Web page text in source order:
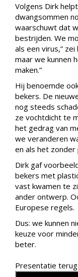
Volgens Dirk
dwangsommen
waarschuwt dat
bestrijden. We
als een virus,”
maar we kunnen
maken.”
Hij benoemde
bekers. De
nog steeds
ze vochtdicht te
het gedrag van
we veranderen
en als het zonder
Dirk gaf
bekers met
vast kwamen te
ander ontwerp.
Europese regels.
Dus: we kunnen
keuze voor
beter.
Presentatie terug